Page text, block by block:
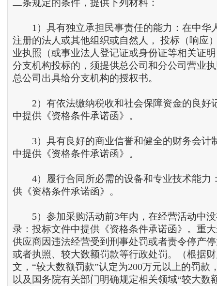
二条规定的条件，提供下列材料：
1）具有独立承担民事责任的能力：在中华
注册的法人或其他组织或自然人， 投标（响应
业执照（或事业法人登记证或身份证等相关证
分支机构投标的，须提供总公司和分公司营业
总公司出具给分支机构的授权书。
2）有依法缴纳税收和社会保障资金的良好
中提供《资格条件承诺函》。
3）具有良好的商业信誉和健全的财务会计
中提供《资格条件承诺函》。
4）履行合同所必需的设备和专业技术能力
供《资格条件承诺函》。
5）参加采购活动前3年内，在经营活动中没
录：投标文件中提供《资格条件承诺函》。重
供应商因违法经营受到刑事处罚或者责令停产
或者执照、较大数额罚款等行政处罚。（根据
文，“较大数额罚款”认定为200万元以上的罚款
以及国务院有关部门明确规定相关领域“较大数